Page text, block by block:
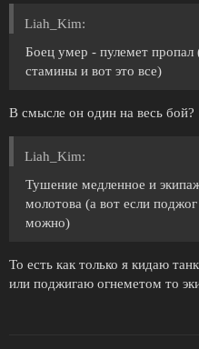
Liah_Kim:
Боец умер - пулемет
стамины и вот это все)
В смысле он один на весь бой?
Liah_Kim:
Тушение медленное и
молотова (а вот если
можно)
То есть как только я кидаю
или поджигаю огнеметом то